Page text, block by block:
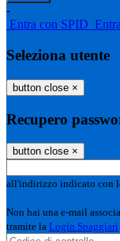
-
Entra con SPID
Seleziona utente
button close ×
Recupero
button close ×
all'indirizzo indicato con
Non hai una e-mail
tramite la Login Spaggiari